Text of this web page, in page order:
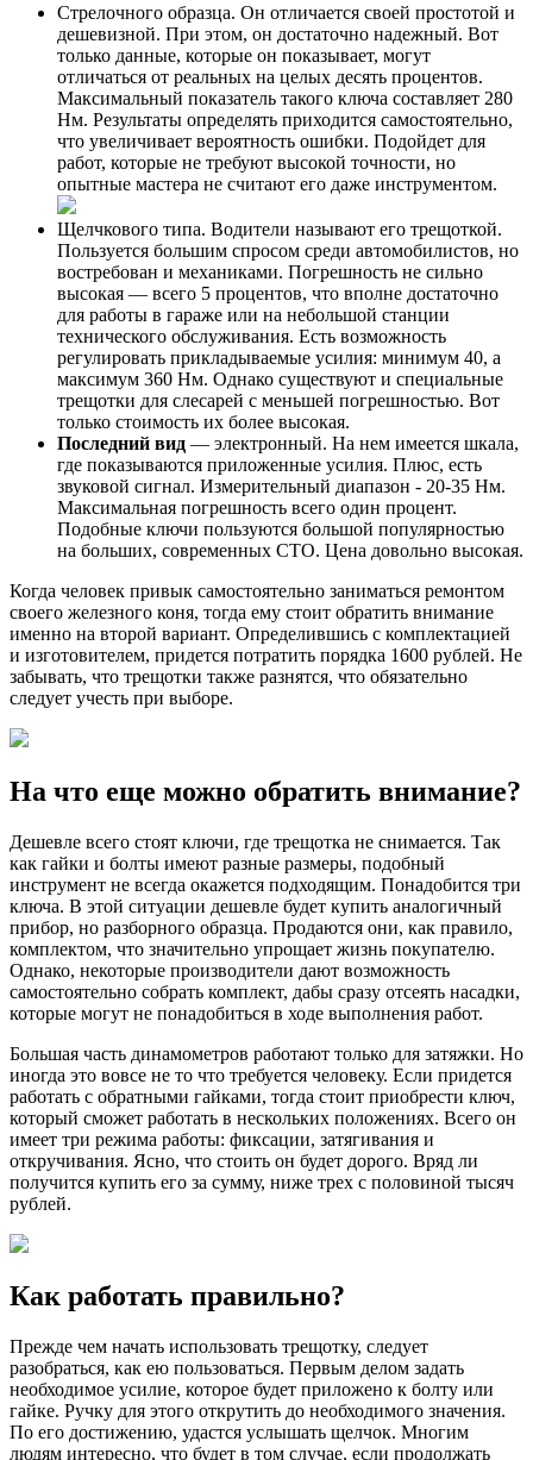
Стрелочного образца. Он отличается своей простотой и
дешевизной. При этом, он достаточно надежный. Вот
только данные, которые он показывает, могут
отличаться от реальных на целых десять процентов.
Максимальный показатель такого ключа составляет 280
Нм. Результаты определять приходится самостоятельно,
что увеличивает вероятность ошибки. Подойдет для
работ, которые не требуют высокой точности, но
опытные мастера не считают его даже инструментом.
Щелчкового типа. Водители называют его трещоткой.
Пользуется большим спросом среди автомобилистов, но
востребован и механиками. Погрешность не сильно
высокая — всего 5 процентов, что вполне достаточно
для работы в гараже или на небольшой станции
технического обслуживания. Есть возможность
регулировать прикладываемые усилия: минимум 40, а
максимум 360 Нм. Однако существуют и специальные
трещотки для слесарей с меньшей погрешностью. Вот
только стоимость их более высокая.
Последний вид — электронный. На нем имеется шкала,
где показываются приложенные усилия. Плюс, есть
звуковой сигнал. Измерительный диапазон - 20-35 Нм.
Максимальная погрешность всего один процент.
Подобные ключи пользуются большой популярностью
на больших, современных СТО. Цена довольно высокая.
Когда человек привык самостоятельно заниматься ремонтом
своего железного коня, тогда ему стоит обратить внимание
именно на второй вариант. Определившись с комплектацией
и изготовителем, придется потратить порядка 1600 рублей. Не
забывать, что трещотки также разнятся, что обязательно
следует учесть при выборе.
На что еще можно обратить внимание?
Дешевле всего стоят ключи, где трещотка не снимается. Так
как гайки и болты имеют разные размеры, подобный
инструмент не всегда окажется подходящим. Понадобится три
ключа. В этой ситуации дешевле будет купить аналогичный
прибор, но разборного образца. Продаются они, как правило,
комплектом, что значительно упрощает жизнь покупателю.
Однако, некоторые производители дают возможность
самостоятельно собрать комплект, дабы сразу отсеять насадки,
которые могут не понадобиться в ходе выполнения работ.
Большая часть динамометров работают только для затяжки. Но
иногда это вовсе не то что требуется человеку. Если придется
работать с обратными гайками, тогда стоит приобрести ключ,
который сможет работать в нескольких положениях. Всего он
имеет три режима работы: фиксации, затягивания и
откручивания. Ясно, что стоить он будет дорого. Вряд ли
получится купить его за сумму, ниже трех с половиной тысяч
рублей.
Как работать правильно?
Прежде чем начать использовать трещотку, следует
разобраться, как ею пользоваться. Первым делом задать
необходимое усилие, которое будет приложено к болту или
гайке. Ручку для этого открутить до необходимого значения.
По его достижению, удастся услышать щелчок. Многим
людям интересно, что будет в том случае, если продолжать